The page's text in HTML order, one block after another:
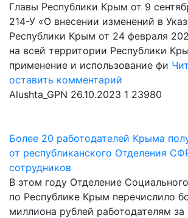
Главы Республики Крым от 9
214-У «О внесении изменений в
Республики Крым от 24 февраля
на всей территории Республики
применение и использование фи
оставить комментарий
Alushta_GPN 26.10.2023 1 23980
Более 20 работодателей Крыма
от республиканского Отделения
сотрудников
В этом году Отделение
по Республике Крым перечислило
миллиона рублей работодателям за